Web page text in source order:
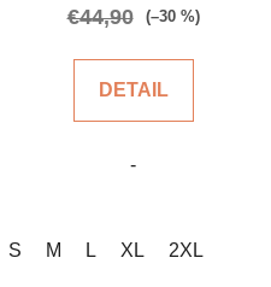
5
€44,90 (–30 %)
DETAIL
-
S M L XL 2XL